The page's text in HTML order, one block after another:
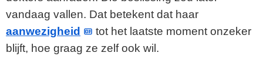
vandaag vallen. Dat betekent dat haar
aanwezigheid
tot het laatste moment onzeker
blijft, hoe graag ze zelf ook wil.